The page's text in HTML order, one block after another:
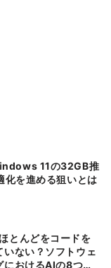
を進める狙いとは
ない？ソフトウェ
におけるAIの8つの